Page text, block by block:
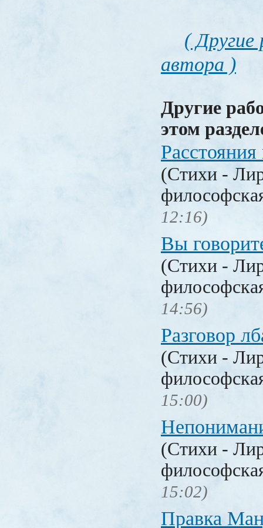
(
автора )
Другие
этом
(Стихи -
12:16)
Вы
(Стихи -
14:56)
Разговор
(Стихи -
15:00)
(Стихи -
15:02)
Правка